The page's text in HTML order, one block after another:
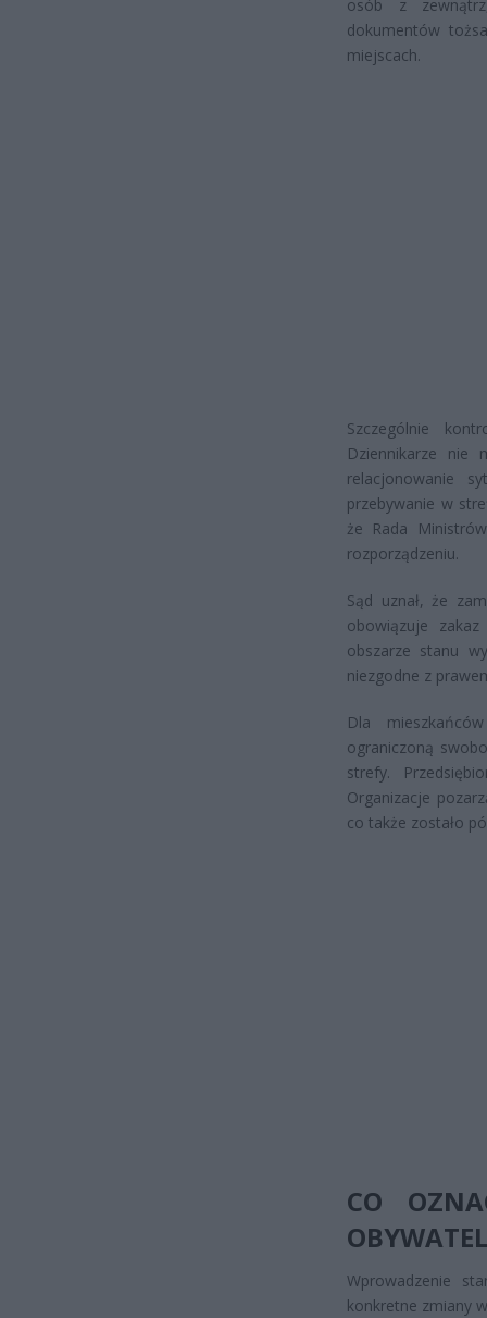
osób z
dokumentów
miejscach.
Szczególnie
Dziennikarze nie
relacjonowanie
przebywanie w
że Rada
rozporządzeniu.
Sąd uznał, że
obowiązuje
obszarze stanu
niezgodne z
Dla
ograniczoną
strefy.
Organizacje
co także zostało
CO
Wprowadzenie
konkretne zmiany